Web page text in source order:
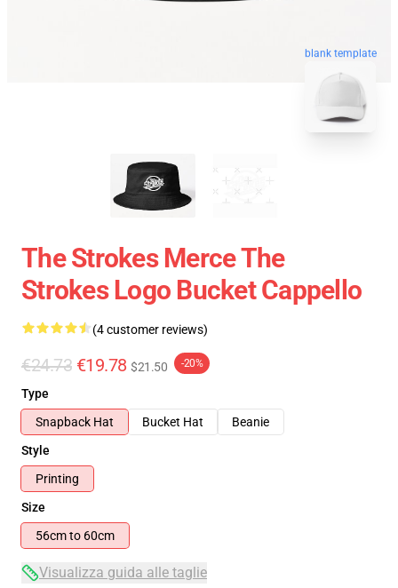
blank template
The Strokes Merce The
Strokes Logo Bucket Cappello
(4 customer reviews)
€24.73 €19.78 $21.50 -20%
Type
Snapback Hat
Bucket Hat
Beanie
Style
Printing
Size
56cm to 60cm
Visualizza guida alle taglie